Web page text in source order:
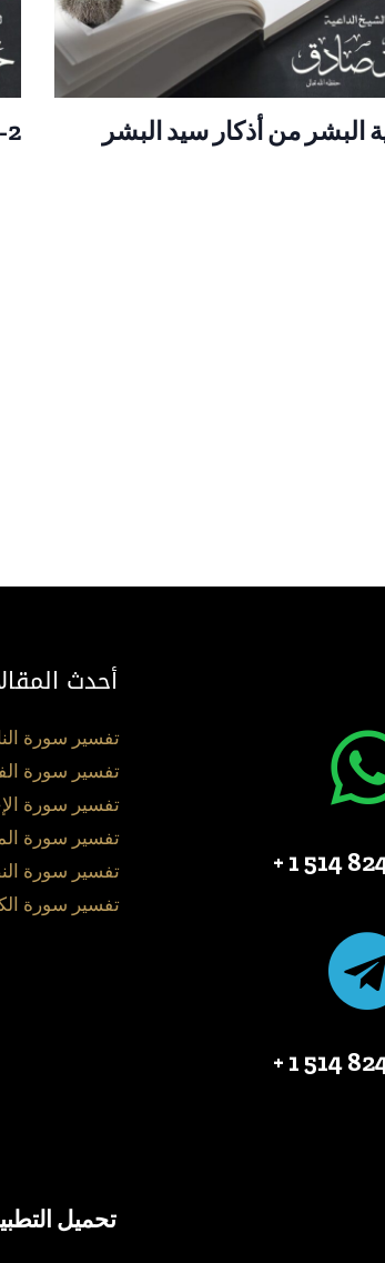
2- حلية البشر من أذكار سيد البشر
أحدث
تفسير سورة
تفسير سورة
تفسير سورة
تفسير سورة
تفسير سورة
تفسير سورة
تحميل